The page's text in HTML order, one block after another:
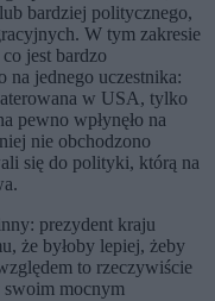
bardziej politycznego,
W tym zakresie
jest bardzo
na jednego uczestnika:
w USA, tylko
pewno wpłynęło na
nie obchodzono
się do polityki, którą na
prezydent kraju
że byłoby lepiej, żeby
to rzeczywiście
swoim mocnym